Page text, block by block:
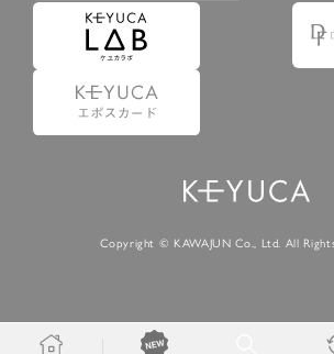
Copyright © KAWAJUN Co., Ltd. All